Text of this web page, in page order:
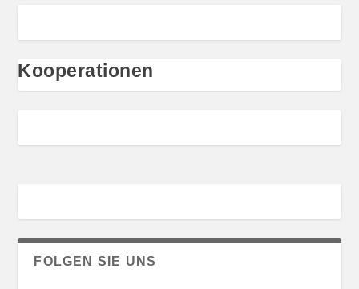
Kooperationen
FOLGEN SIE UNS